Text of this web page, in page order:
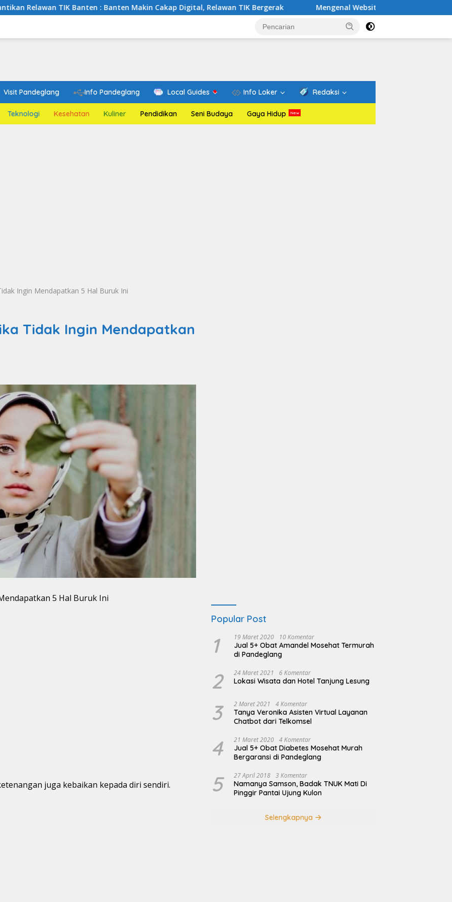
TIK Banten : Banten Makin Cakap Digital, Relawan TIK Bergerak Mengenal Website Resmi PAFI: Wadah Informasi dan
Visit Pandeglang Info Pandeglang Local Guides Info Loker Redaksi
Teknologi Kesehatan Kuliner Pendidikan Seni Budaya Gaya Hidup
Ingin Mendapatkan 5 Hal Buruk Ini
Tidak Ingin Mendapatkan
juga kebaikan kepada diri sendiri.
Popular Post
1 19 Maret 2020 10 Komentar
Jual 5+ Obat Amandel Mosehat Termurah
di Pandeglang
2 24 Maret 2021 6 Komentar
Lokasi Wisata dan Hotel Tanjung Lesung
3 2 Maret 2021 4 Komentar
Tanya Veronika Asisten Virtual Layanan
Chatbot dari Telkomsel
4 21 Maret 2020 4 Komentar
Jual 5+ Obat Diabetes Mosehat Murah
Bergaransi di Pandeglang
5 27 April 2018 3 Komentar
Namanya Samson, Badak TNUK Mati Di
Pinggir Pantai Ujung Kulon
Selengkapnya